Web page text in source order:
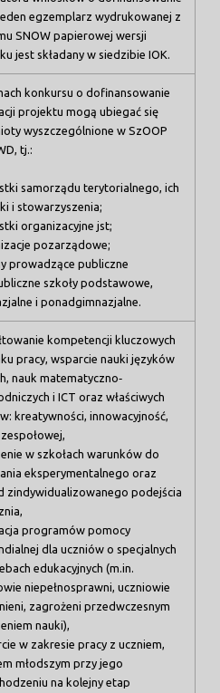
egzemplarz wydrukowanej z
SNOW papierowej wersji
jest składany w siedzibie IOK.
konkursu o dofinansowanie
projektu mogą ubiegać się
wyszczególnione w SzOOP
tj.:
samorządu terytorialnego, ich
i stowarzyszenia;
organizacyjne jst;
pozarządowe;
prowadzące publiczne
szkoły podstawowe,
i ponadgimnazjalne.
kompetencji kluczowych
pracy, wsparcie nauki języków
nauk matematyczno‐
i ICT oraz właściwych
kreatywności, innowacyjność,
w szkołach warunków do
eksperymentalnego oraz
zindywidualizowanego podejścia
programów pomocy
dla uczniów o specjalnych
edukacyjnych (m.in.
niepełnosprawni, uczniowie
zagrożeni przedwczesnym
nauki),
w zakresie pracy z uczniem,
młodszym przy jego
na kolejny etap